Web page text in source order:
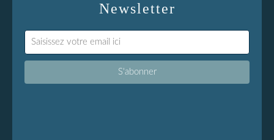
Newsletter